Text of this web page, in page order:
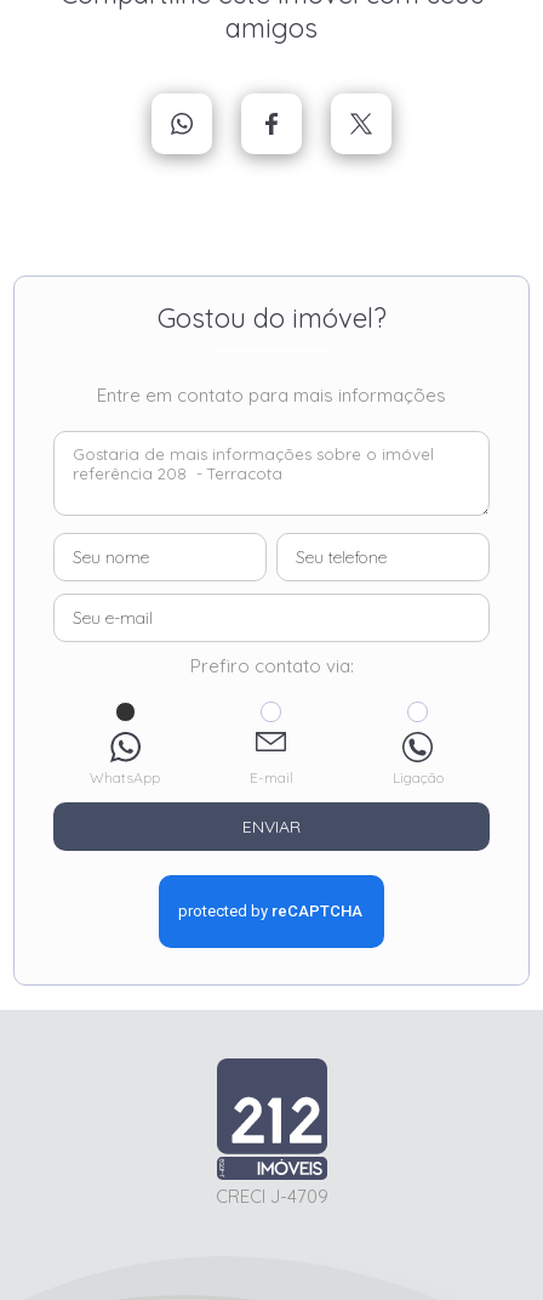
amigos
Gostou do imóvel?
Entre em contato para mais informações
Prefiro contato via:
WhatsApp E-mail Ligação
ENVIAR
CRECI J-4709